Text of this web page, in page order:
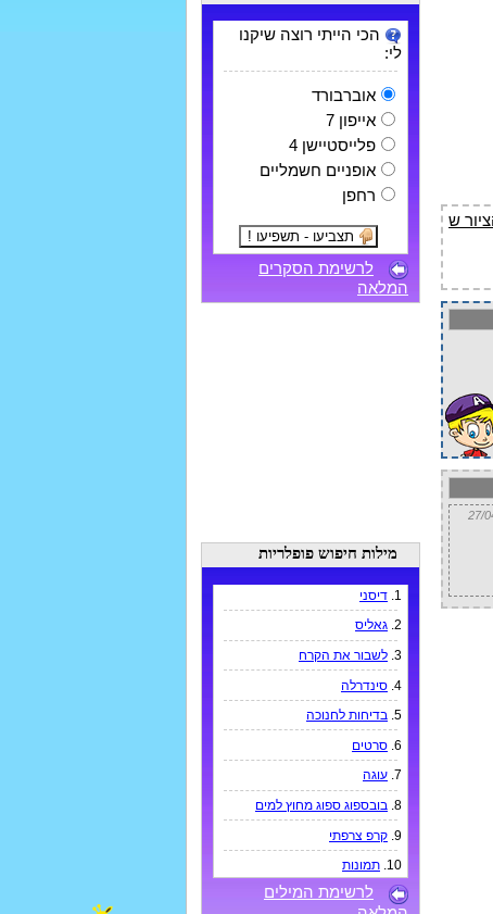
הכי הייתי רוצה שיקנו
לי:
אוברבורד
אייפון 7
פלייסטיישן 4
אופניים חשמליים
רחפן
לרשימת הסקרים
המלאה
מילות חיפוש פופלריות
1. דיסני
2. גאליס
3. לשבור את הקרח
4. סינדרלה
5. בדיחות לחנוכה
6. סרטים
7. עוגה
8. בובספוג ספוג מחוץ למים
9. קרפ צרפתי
10. תמונות
לרשימת המילים